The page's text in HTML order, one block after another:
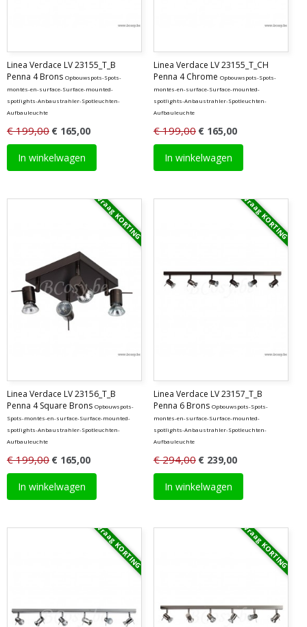
Linea Verdace LV 23155_T_B
Penna 4 Brons Opbouwspots-Spots-
montés-en-surface-Surface-mounted-
spotlights-Anbaustrahler-Spotleuchten-
Aufbauleuchte
€ 199,00 € 165,00
In winkelwagen
Linea Verdace LV 23155_T_CH
Penna 4 Chrome Opbouwspots-Spots-
montés-en-surface-Surface-mounted-
spotlights-Anbaustrahler-Spotleuchten-
Aufbauleuchte
€ 199,00 € 165,00
In winkelwagen
Vraag KORTING
Linea Verdace LV 23156_T_B
Penna 4 Square Brons Opbouwspots-
Spots-montés-en-surface-Surface-mounted-
spotlights-Anbaustrahler-Spotleuchten-
Aufbauleuchte
€ 199,00 € 165,00
In winkelwagen
Vraag KORTING
Linea Verdace LV 23157_T_B
Penna 6 Brons Opbouwspots-Spots-
montés-en-surface-Surface-mounted-
spotlights-Anbaustrahler-Spotleuchten-
Aufbauleuchte
€ 294,00 € 239,00
In winkelwagen
Vraag KORTING Vraag KORTING